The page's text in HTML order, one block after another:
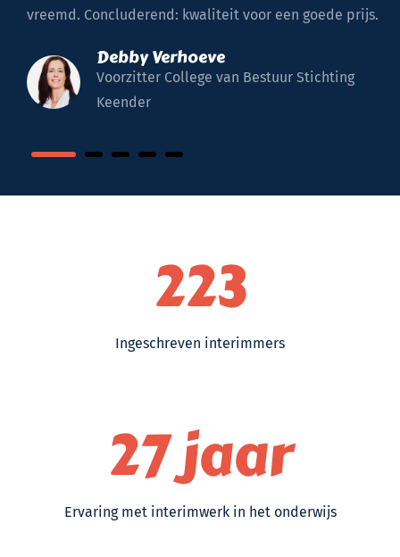
vreemd. Concluderend: kwaliteit voor een goede prijs.
Debby Verhoeve
Voorzitter College van Bestuur Stichting
Keender
223
Ingeschreven interimmers
27jaar
Ervaring met interimwerk in het onderwijs